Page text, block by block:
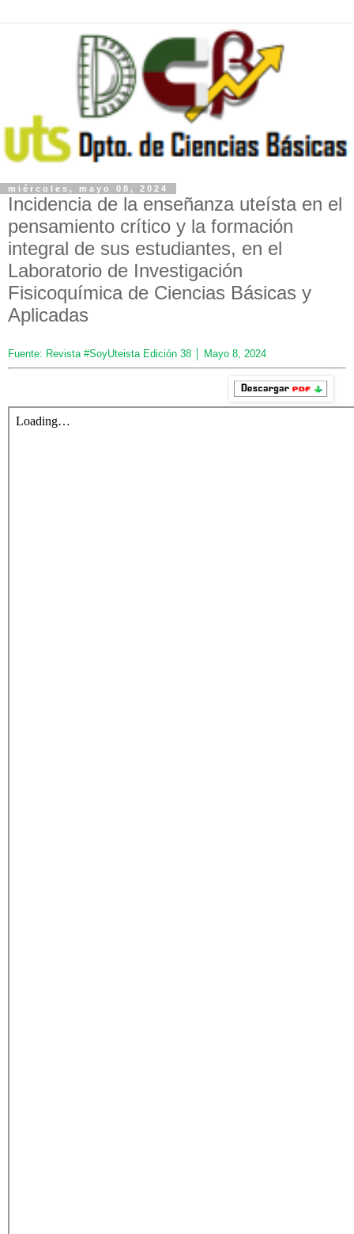
miércoles, mayo 08, 2024
Incidencia de la enseñanza uteísta en el
pensamiento crítico y la formación
integral de sus estudiantes, en el
Laboratorio de Investigación
Fisicoquímica de Ciencias Básicas y
Aplicadas
Fuente: Revista #SoyUteista Edición 38 │ Mayo 8, 2024